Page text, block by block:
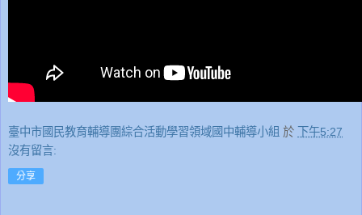
臺中市國民教育輔導團綜合活動學習領域國中輔導小組 於
下午5:27
沒有留言:
分享